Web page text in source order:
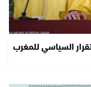
السياسي للمغرب